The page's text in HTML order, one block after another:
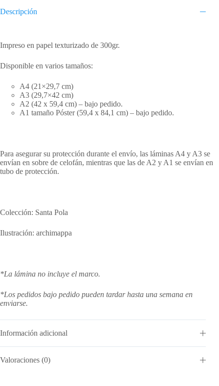
Descripción
Impreso en papel texturizado de 300gr.
Disponible en varios tamaños:
A4 (21×29,7 cm)
A3 (29,7×42 cm)
A2 (42 x 59,4 cm) – bajo pedido.
A1 tamaño Póster (59,4 x 84,1 cm) – bajo pedido.
Para asegurar su protección durante el envío, las láminas A4 y A3 se
envían en sobre de celofán, mientras que las de A2 y A1 se envían en
tubo de protección.
Colección: Santa Pola
Ilustración: archimappa
*La lámina no incluye el marco.
*Los pedidos bajo pedido pueden tardar hasta una semana en
enviarse.
Información adicional
Valoraciones (0)